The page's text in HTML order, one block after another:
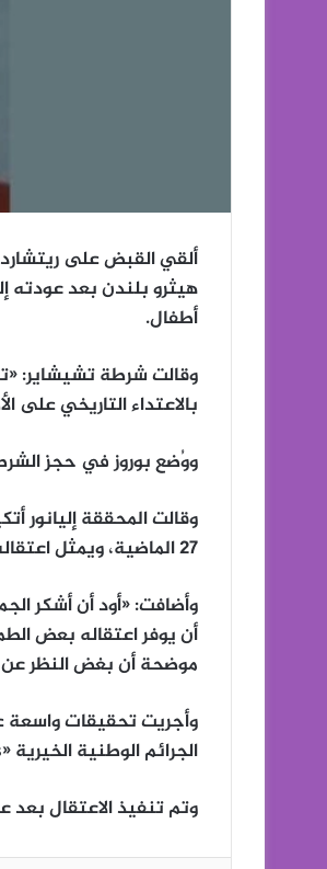
أطفال.
بالاعتداء التاريخي على
ووُضع بوروز في حجز
وقالت المحققة إليانور
27 الماضية، ويمثل اعتقاله خطوة مهمة إلى الأمام في هذه القضية».
وأضافت: «أود أن أشكر
أن يوفر اعتقاله بعض
موضحة أن بغض النظر
وأجريت تحقيقات واسعة
الجرائم الوطنية الخيرية «Crimestoppers» في المملكة المتحدة.
وتم تنفيذ الاعتقال